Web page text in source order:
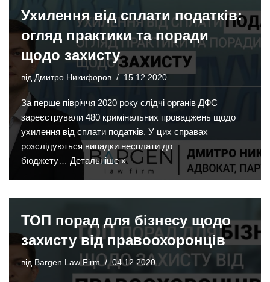
Ухилення від сплати податків:
огляд практики та поради
щодо захисту
від Дмитро Никифоров 15.12.2020
За перше півріччя 2020 року слідчі органів ДФС
зареєстрували 480 кримінальних проваджень щодо
ухилення від сплати податків. У цих справах
розслідуються випадки несплати до
бюджету… Детальніше »
ТОП порад для бізнесу щодо
захисту від правоохоронців
від Bargen Law Firm 04.12.2020